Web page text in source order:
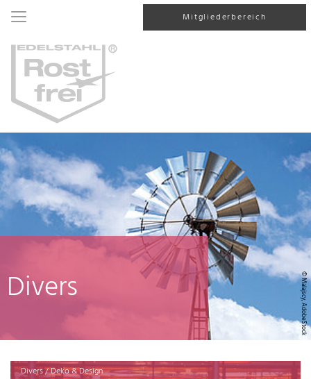
Mitgliederbereich
© Malajscy, AdobeStock
Divers
Divers / Deko & Design